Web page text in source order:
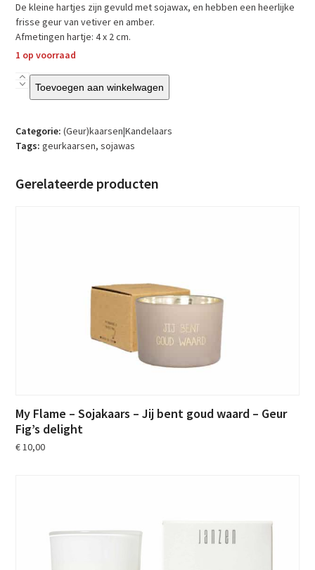
De kleine hartjes zijn gevuld met sojawax, en hebben een heerlijke
frisse geur van vetiver en amber.
Afmetingen hartje: 4 x 2 cm.
1 op voorraad
S&G
4
geurende
–
Toevoegen aan winkelwagen
Categorie: (Geur)kaarsen|Kandelaars
Tags: geurkaarsen,sojawas
Gerelateerde producten
My Flame – Sojakaars – Jij bent goud waard – Geur
Fig’s delight
€ 10,00